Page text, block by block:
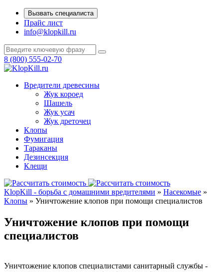
Вызвать специалиста
Прайс лист
info@klopkill.ru
8 (800) 555-02-70
Вредители древесины
Жук короед
Шашель
Жук усач
Жук дреточец
Клопы
Фумигация
Тараканы
Дезинсекция
Клещи
KlopKill - борьба с домашними вредителями » Насекомые »
Клопы » Уничтожение клопов при помощи специалистов
Уничтожение клопов при помощи
специалистов
Уничтожение клопов специалистами санитарный службы -